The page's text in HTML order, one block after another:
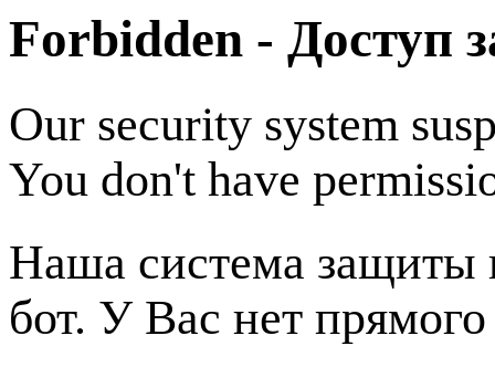
Forbidden - Доступ
Our security system
You don't have
Наша система защиты
бот. У Вас нет